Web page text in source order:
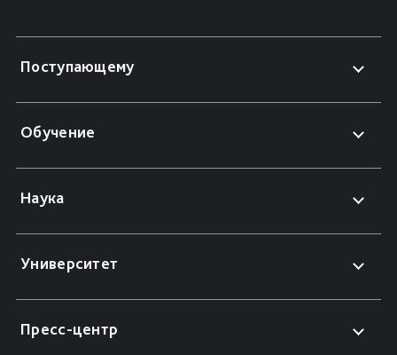
Поступающему
Обучение
Наука
Университет
Пресс-центр